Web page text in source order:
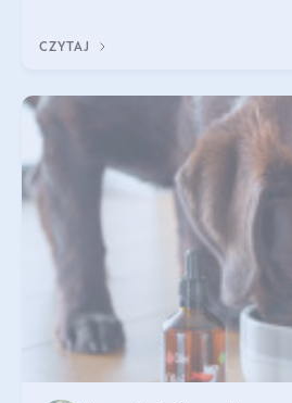
CZYTAJ